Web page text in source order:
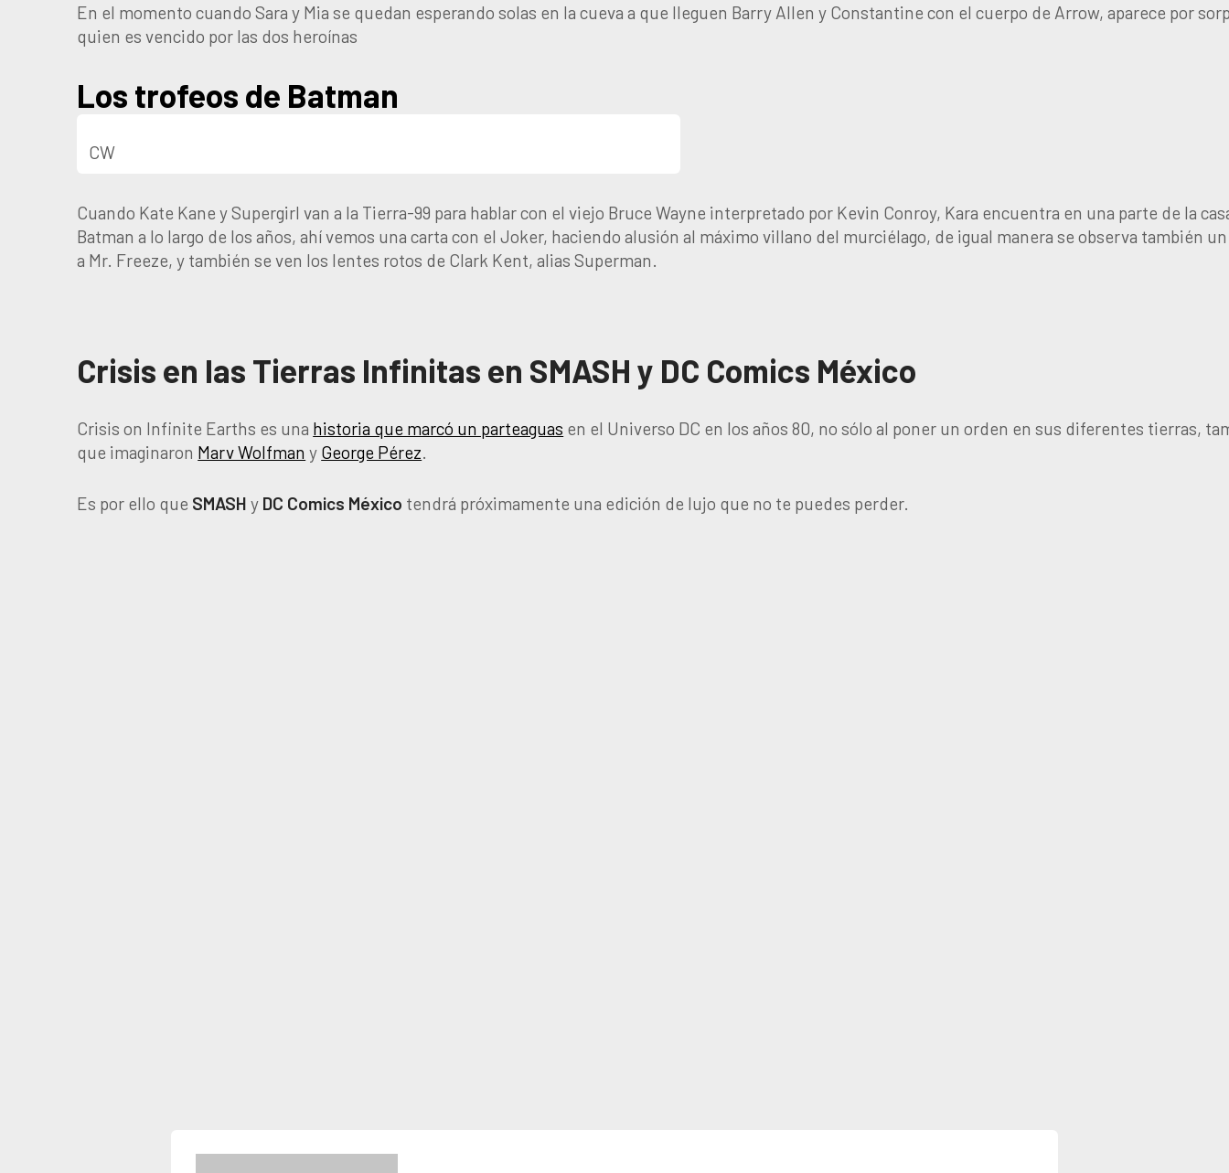
En el momento cuando Sara y Mia se quedan esperando solas en la cueva a que lleguen Barry Allen y Constantine con el cuerpo de Arrow, aparece por
quien es vencido por las dos heroínas
Los trofeos de Batman
CW
Cuando Kate Kane y Supergirl van a la Tierra-99 para hablar con el viejo Bruce Wayne interpretado por Kevin Conroy, Kara encuentra en una parte de la
Batman a lo largo de los años, ahí vemos una carta con el Joker, haciendo alusión al máximo villano del murciélago, de igual manera se observa también
a Mr. Freeze, y también se ven los lentes rotos de Clark Kent, alias Superman.
Crisis en las Tierras Infinitas en SMASH y DC Comics México
Crisis on Infinite Earths es una historia que marcó un parteaguas en el Universo DC en los años 80, no sólo al poner un orden en sus diferentes tierras,
que imaginaron Marv Wolfman y George Pérez.
Es por ello que SMASH y DC Comics México tendrá próximamente una edición de lujo que no te puedes perder.